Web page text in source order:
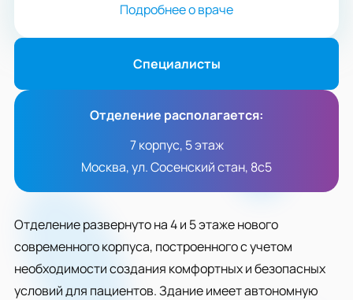
Отделение развернуто на 4 и 5 этаже нового
современного корпуса, построенного с учетом
необходимости создания комфортных и безопасных
условий для пациентов. Здание имеет автономную
Подробнее о враче
Специалисты
Отделение располагается:
7 корпус, 5 этаж
Москва, ул. Сосенский стан, 8с5